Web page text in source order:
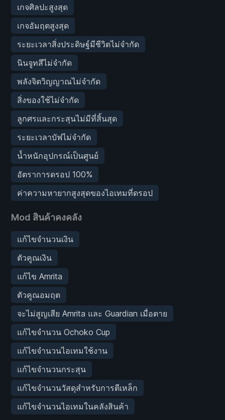
เกจศิลปะสูงสุด
เกจอัมฤตสูงสุด
ระยะเวลาสิ่งประดิษฐ์มีชีวิตไม่จำกัด
นินจูทสึไม่จำกัด
พลังจิตวิญญาณไม่จำกัด
สิ่งของใช้ไม่จำกัด
ลูกศรและกระสุนไม่มีที่สิ้นสุด
ระยะเวลาบัฟไม่จำกัด
น้ำหนักอุปกรณ์เป็นศูนย์
อัตราการดรอป 100%
ค่าความหายากสูงสุดของไอเทมที่ดรอป
Mod สินค้าคงคลัง
แก้ไขจำนวนเงิน
ตัวคูณเงิน
แก้ไข Amrita
ตัวคูณอมฤต
จะไม่สูญเสีย Amrita และ Guardian เมื่อตาย
แก้ไขจำนวน Ochoko Cup
แก้ไขจำนวนไอเทมใช้งาน
แก้ไขจำนวนกระสุน
แก้ไขจำนวนวัสดุสำหรับการตีเหล็ก
แก้ไขจำนวนไอเทมในคลังสินค้า